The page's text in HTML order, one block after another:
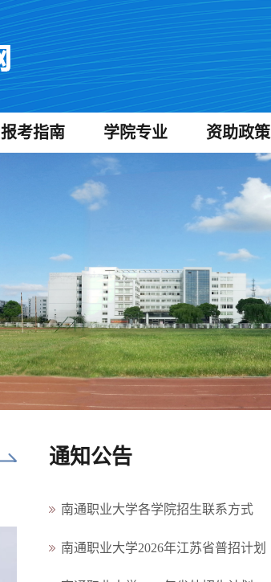
报考指南 学院专业 资助政策
通知公告
南通职业大学各学院招生联系方式
南通职业大学2026年江苏省普招计划